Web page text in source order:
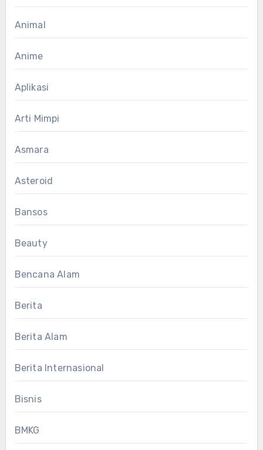
Animal
Anime
Aplikasi
Arti Mimpi
Asmara
Asteroid
Bansos
Beauty
Bencana Alam
Berita
Berita Alam
Berita Internasional
Bisnis
BMKG